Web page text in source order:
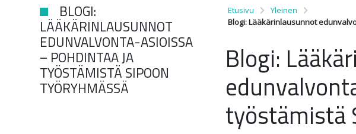
BLOGI:
LÄÄKÄRINLAUSUNNOT
EDUNVALVONTA-ASIOISSA
– POHDINTAA JA
TYÖSTÄMISTÄ SIPOON
TYÖRYHMÄSSÄ
Etusivu
Yleinen
Blogi: Lääkärinlausunnot
Blogi:
työstämistä